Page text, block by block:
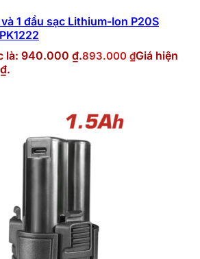
1 đầu sạc Lithium-Ion P20S
là: 940.000 ₫.893.000 ₫Giá hiện